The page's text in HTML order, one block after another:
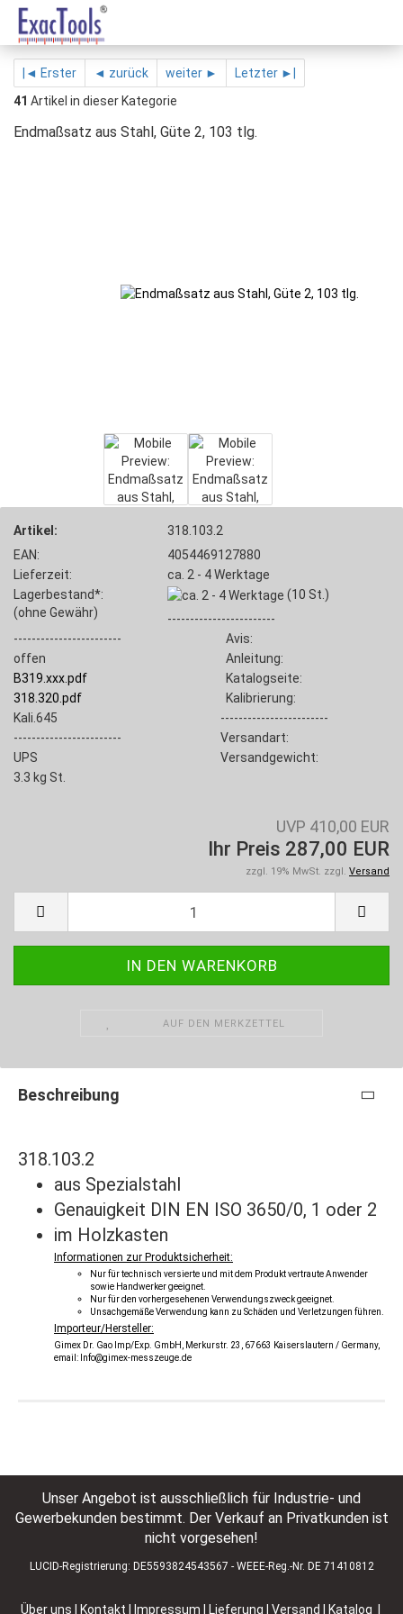
|◄ Erster ◄ zurück weiter ►
Letzter ►|
41 Artikel in dieser Kategorie
Endmaßsatz aus Stahl, Güte 2, 103 tlg.
Artikel:
318.103.2
EAN:
4054469127880
Lieferzeit:
ca. 2 - 4 Werktage
Lagerbestand*:
(ohne Gewähr)
(10 St.)
------------------------
------------------------
Avis:
offen
Anleitung:
B319.xxx.pdf
Katalogseite:
318.320.pdf
Kalibrierung:
Kali.645
------------------------
------------------------
Versandart:
UPS
Versandgewicht:
3.3 kg St.
UVP 410,00 EUR
Ihr Preis 287,00 EUR
zzgl. 19% MwSt. zzgl. Versand
AUF DEN MERKZETTEL
Beschreibung
318.103.2
aus Spezialstahl
Genauigkeit DIN EN ISO 3650/0, 1 oder 2
im Holzkasten
Informationen zur Produktsicherheit:
Nur für technisch versierte und mit dem Produkt vertraute Anwender
sowie Handwerker geeignet.
Nur für den vorhergesehenen Verwendungszweck geeignet.
Unsachgemäße Verwendung kann zu Schäden und Verletzungen führen.
Importeur/Hersteller:
Gimex Dr. Gao Imp/Exp. GmbH, Merkurstr. 23, 67663 Kaiserslautern / Germany,
email: Info@gimex-messzeuge.de
Unser Angebot ist ausschließlich für Industrie- und
Gewerbekunden bestimmt. Der Verkauf an Privatkunden ist
nicht vorgesehen!
LUCID-Registrierung: DE5593824543567 - WEEE-Reg.-Nr. DE 71410812
Über uns Kontakt Impressum Lieferung | Versand Katalog |